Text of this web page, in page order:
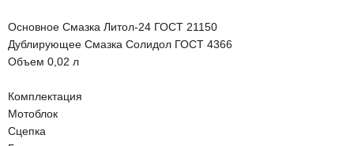
Основное Смазка Литол-24 ГОСТ 21150
Дублирующее Смазка Солидол ГОСТ 4366
Объем 0,02 л
Комплектация
Мотоблок
Сцепка